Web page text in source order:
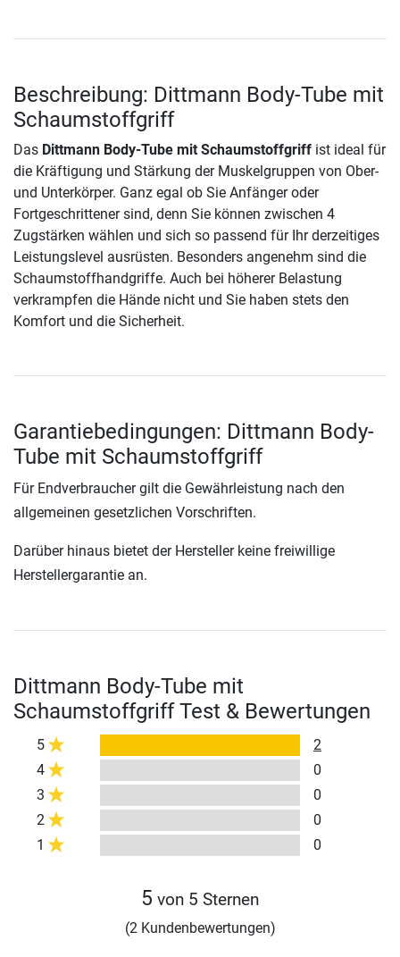
Beschreibung: Dittmann Body-Tube mit
Schaumstoffgriff
Das Dittmann Body-Tube mit Schaumstoffgriff ist ideal für
die Kräftigung und Stärkung der Muskelgruppen von Ober-
und Unterkörper. Ganz egal ob Sie Anfänger oder
Fortgeschrittener sind, denn Sie können zwischen 4
Zugstärken wählen und sich so passend für Ihr derzeitiges
Leistungslevel ausrüsten. Besonders angenehm sind die
Schaumstoffhandgriffe. Auch bei höherer Belastung
verkrampfen die Hände nicht und Sie haben stets den
Komfort und die Sicherheit.
Garantiebedingungen: Dittmann Body-
Tube mit Schaumstoffgriff
Für Endverbraucher gilt die Gewährleistung nach den
allgemeinen gesetzlichen Vorschriften.
Darüber hinaus bietet der Hersteller keine freiwillige
Herstellergarantie an.
Dittmann Body-Tube mit
Schaumstoffgriff Test & Bewertungen
5
2
4
0
3
0
2
0
1
0
5 von 5 Sternen
(2 Kundenbewertungen)